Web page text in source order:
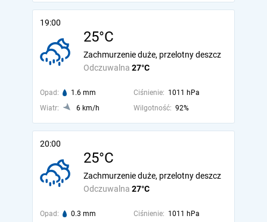
19:00
25°C
Odczuwalna 27°C
Zachmurzenie duże, przelotny deszcz
Opad: 1.6 mm Ciśnienie: 1011 hPa
Wiatr:
6 km/h Wilgotność: 92%
20:00
25°C
Odczuwalna 27°C
Zachmurzenie duże, przelotny deszcz
Opad: 0.3 mm Ciśnienie: 1011 hPa